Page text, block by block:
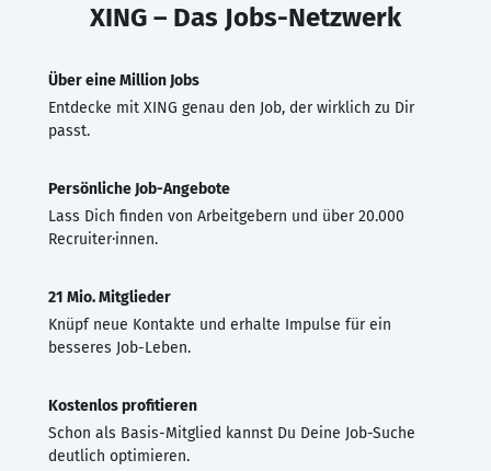
XING – Das Jobs-Netzwerk
Über eine Million Jobs
Entdecke mit XING genau den Job, der wirklich zu Dir
passt.
Persönliche Job-Angebote
Lass Dich finden von Arbeitgebern und über 20.000
Recruiter·innen.
21 Mio. Mitglieder
Knüpf neue Kontakte und erhalte Impulse für ein
besseres Job-Leben.
Kostenlos profitieren
Schon als Basis-Mitglied kannst Du Deine Job-Suche
deutlich optimieren.